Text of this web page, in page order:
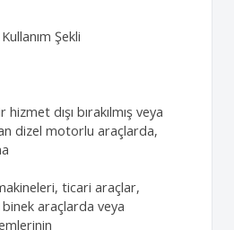
Şekli
dışı bırakılmış veya
dizel motorlu araçlarda,
ticari araçlar,
araçlarda veya